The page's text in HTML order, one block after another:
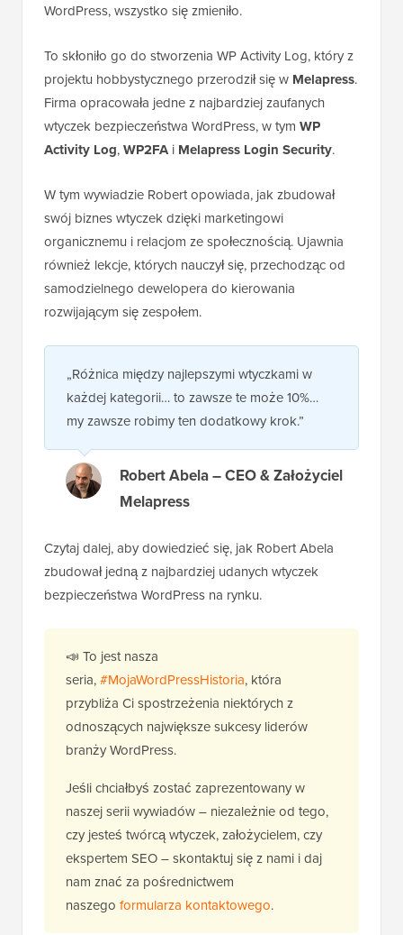
WordPress, wszystko się zmieniło.
To skłoniło go do stworzenia WP Activity Log, który z
projektu hobbystycznego przerodził się w Melapress.
Firma opracowała jedne z najbardziej zaufanych
wtyczek bezpieczeństwa WordPress, w tym WP
Activity Log,WP2FA i Melapress Login Security.
W tym wywiadzie Robert opowiada, jak zbudował
swój biznes wtyczek dzięki marketingowi
organicznemu i relacjom ze społecznością. Ujawnia
również lekcje, których nauczył się, przechodząc od
samodzielnego dewelopera do kierowania
rozwijającym się zespołem.
„Różnica między najlepszymi wtyczkami w
każdej kategorii… to zawsze te może 10%…
my zawsze robimy ten dodatkowy krok.”
Robert Abela – CEO & Założyciel
Melapress
Czytaj dalej, aby dowiedzieć się, jak Robert Abela
zbudował jedną z najbardziej udanych wtyczek
bezpieczeństwa WordPress na rynku.
📣 To jest nasza
seria,#MojaWordPressHistoria, która
przybliża Ci spostrzeżenia niektórych z
odnoszących największe sukcesy liderów
branży WordPress.
Jeśli chciałbyś zostać zaprezentowany w
naszej serii wywiadów – niezależnie od tego,
czy jesteś twórcą wtyczek, założycielem, czy
ekspertem SEO – skontaktuj się z nami i daj
nam znać za pośrednictwem
naszego formularza kontaktowego.